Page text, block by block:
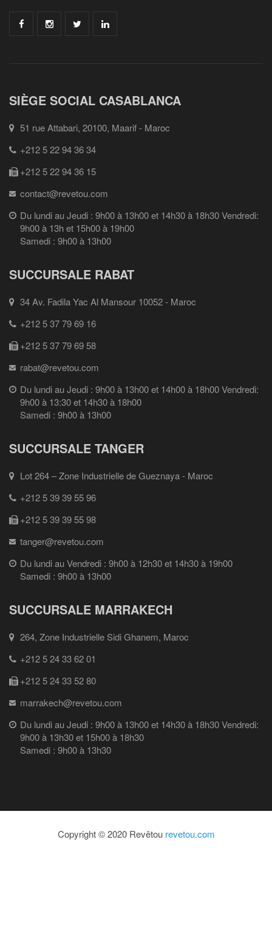
SIÈGE SOCIAL CASABLANCA
51 rue Attabari, 20100, Maarif - Maroc
+212 5 22 94 36 34
+212 5 22 94 36 15
contact@revetou.com
Du lundi au Jeudi : 9h00 à 13h00 et 14h30 à 18h30 Vendredi:
9h00 à 13h et 15h00 à 19h00
Samedi : 9h00 à 13h00
SUCCURSALE RABAT
34 Av. Fadila Yac Al Mansour 10052 - Maroc
+212 5 37 79 69 16
+212 5 37 79 69 58
rabat@revetou.com
Du lundi au Jeudi : 9h00 à 13h00 et 14h00 à 18h00 Vendredi:
9h00 à 13:30 et 14h30 à 18h00
Samedi : 9h00 à 13h00
SUCCURSALE TANGER
Lot 264 – Zone Industrielle de Gueznaya - Maroc
+212 5 39 39 55 96
+212 5 39 39 55 98
tanger@revetou.com
Du lundi au Vendredi : 9h00 à 12h30 et 14h30 à 19h00
Samedi : 9h00 à 13h00
SUCCURSALE MARRAKECH
264, Zone Industrielle Sidi Ghanem, Maroc
+212 5 24 33 62 01
+212 5 24 33 52 80
marrakech@revetou.com
Du lundi au Jeudi : 9h00 à 13h00 et 14h30 à 18h30 Vendredi:
9h00 à 13h30 et 15h00 à 18h30
Samedi : 9h00 à 13h30
Copyright © 2020 Revêtou revetou.com